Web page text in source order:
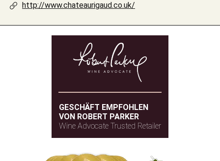
http://www.chateaurigaud.co.uk/
GESCHÄFT EMPFOHLEN
VON ROBERT PARKER
Wine Advocate Trusted Retailer